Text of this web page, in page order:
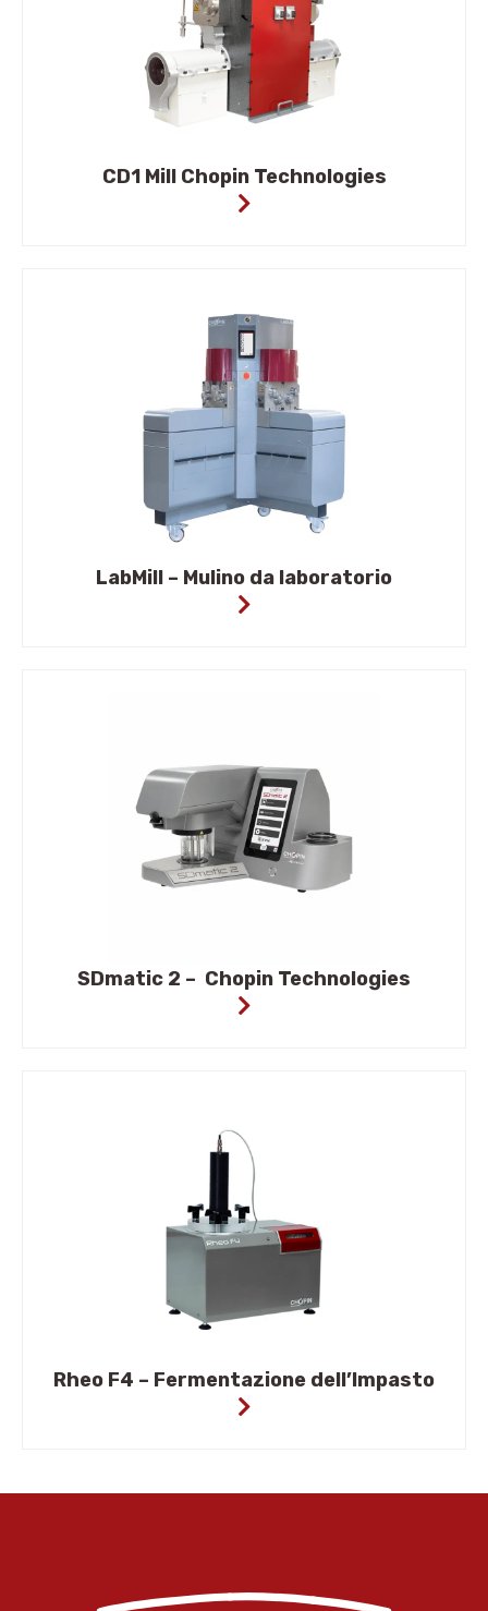
CD1 Mill Chopin Technologies
LabMill – Mulino da laboratorio
SDmatic 2 – Chopin Technologies
Rheo F4 – Fermentazione dell’Impasto